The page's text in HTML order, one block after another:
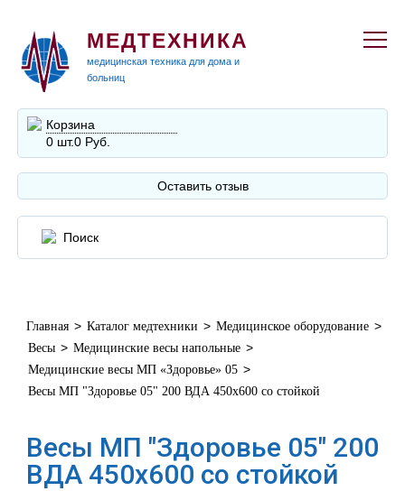
МЕДТЕХНИКА
медицинская техника для дома и
больниц
Корзина
0 шт.0 Руб.
Оставить отзыв
Главная > Каталог медтехники > Медицинское оборудование >
Весы > Медицинские весы напольные >
Медицинские весы МП «Здоровье» 05 >
Весы МП "Здоровье 05" 200 ВДА 450х600 со стойкой
Весы МП "Здоровье 05" 200
ВДА 450х600 со стойкой